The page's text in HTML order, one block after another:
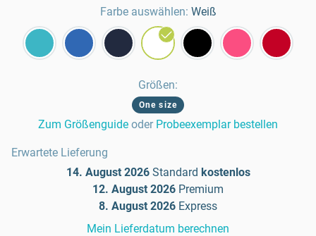
Farbe auswählen: Weiß
Größen:
One size
Zum Größenguide oder Probeexemplar bestellen
Erwartete Lieferung
14. August 2026 Standard kostenlos
12. August 2026 Premium
8. August 2026 Express
Mein Lieferdatum berechnen